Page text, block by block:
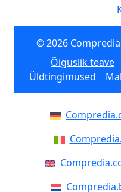
© 2026
Õiguslik teave
Üldtingimused